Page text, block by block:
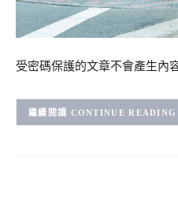
受密碼保護的文章不會產生內
CONTINUE READING